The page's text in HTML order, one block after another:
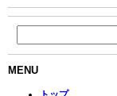
MENU